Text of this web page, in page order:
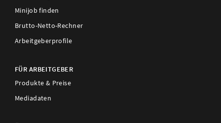
Minijob finden
Brutto-Netto-Rechner
Arbeitgeberprofile
FÜR ARBEITGEBER
Produkte & Preise
Mediadaten